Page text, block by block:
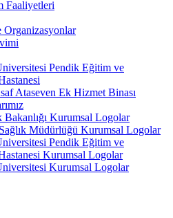
Faaliyetleri
Organizasyonlar
Pendik Eğitim ve
Ataseven Ek Hizmet Binası
Bakanlığı Kurumsal Logolar
Müdürlüğü Kurumsal Logolar
Pendik Eğitim ve
Kurumsal Logolar
Kurumsal Logolar